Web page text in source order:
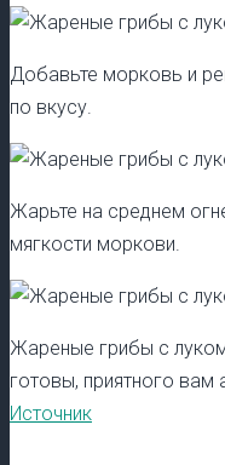
Добавьте морковь и
по вкусу.
Жарьте на среднем
мягкости моркови.
Жареные грибы с
готовы, приятного вам
Источник